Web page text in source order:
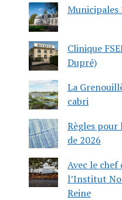
Municipales
Clinique
Dupré)
La
cabri
Règles pour
de 2026
Avec le chef
l’Institut
Reine